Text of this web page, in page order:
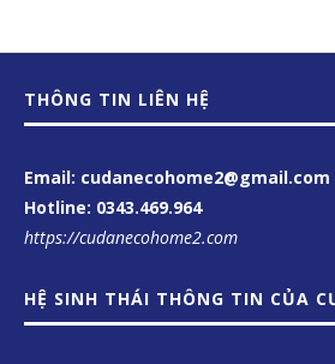
THÔNG TIN LIÊN HỆ
Email: cudanecohome2@gmail.com
Hotline: 0343.469.964
https://cudanecohome2.com
HỆ SINH THÁI THÔNG TIN CỦA